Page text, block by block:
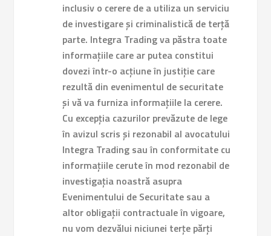
inclusiv o cerere de a utiliza un serviciu
de investigare și criminalistică de terță
parte. Integra Trading va păstra toate
informațiile care ar putea constitui
dovezi într-o acțiune în justiție care
rezultă din evenimentul de securitate
și vă va furniza informațiile la cerere.
Cu excepția cazurilor prevăzute de lege
în avizul scris și rezonabil al avocatului
Integra Trading sau în conformitate cu
informațiile cerute în mod rezonabil de
investigația noastră asupra
Evenimentului de Securitate sau a
altor obligații contractuale în vigoare,
nu vom dezvălui niciunei terțe părți